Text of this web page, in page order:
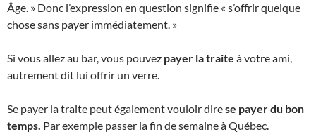
Âge. » Donc l’expression en question signifie « s’offrir quelque
chose sans payer immédiatement. »
Si vous allez au bar, vous pouvez payer la traite à votre ami,
autrement dit lui offrir un verre.
Se payer la traite peut également vouloir direse payer du bon
temps. Par exemple passer la fin de semaine à Québec.